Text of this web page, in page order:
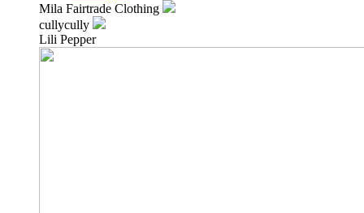
Mila Fairtrade Clothing
cullycully
Lili Pepper